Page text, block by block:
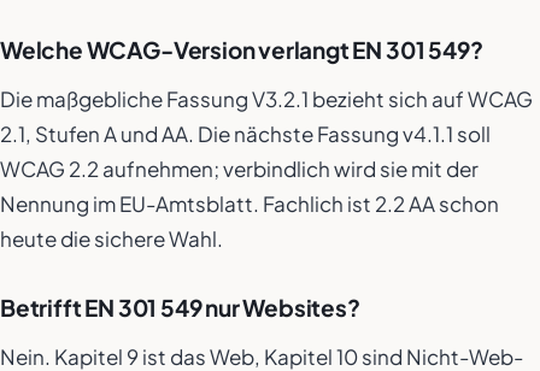
Welche WCAG-Version verlangt EN 301 549?
Die maßgebliche Fassung V3.2.1 bezieht sich auf WCAG
2.1, Stufen A und AA. Die nächste Fassung v4.1.1 soll
WCAG 2.2 aufnehmen; verbindlich wird sie mit der
Nennung im EU-Amtsblatt. Fachlich ist 2.2 AA schon
heute die sichere Wahl.
Betrifft EN 301 549 nur Websites?
Nein. Kapitel 9 ist das Web, Kapitel 10 sind Nicht-Web-